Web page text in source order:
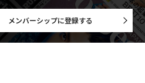
メンバーシップに登録する